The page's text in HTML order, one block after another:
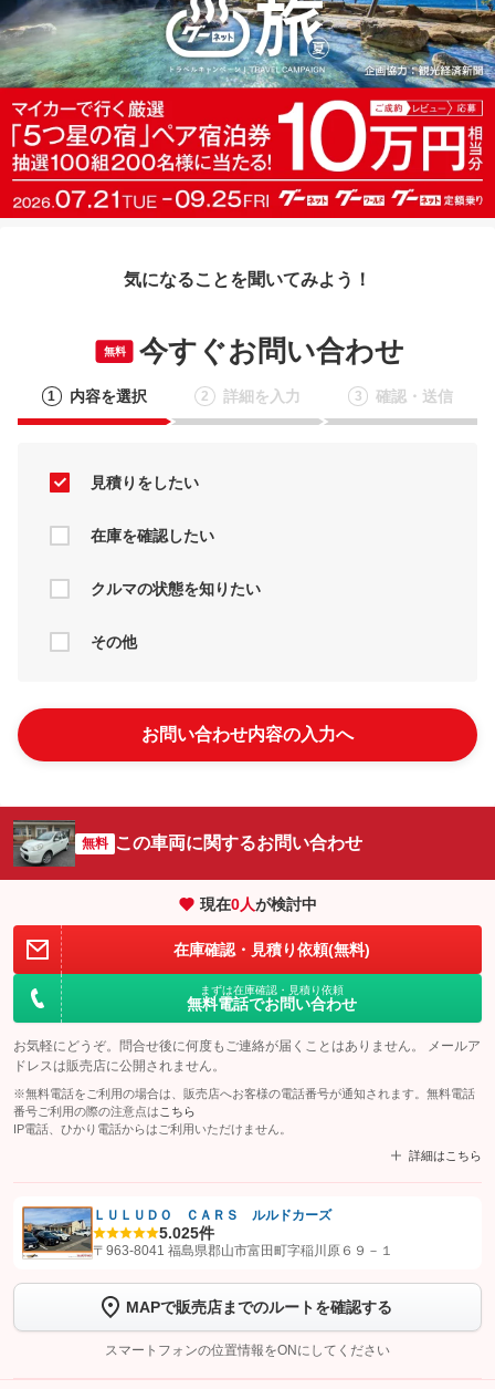
気になることを聞いてみよう！
無料 今すぐお問い合わせ
1 内容を選択 2 詳細を入力 3 確認・送信
見積りをしたい
在庫を確認したい
クルマの状態を知りたい
その他
お問い合わせ内容の入力へ
無料 この車両に関するお問い合わせ
現在0人が検討中
在庫確認・見積り依頼(無料)
まずは在庫確認・見積り依頼
無料電話でお問い合わせ
お気軽にどうぞ。問合せ後に何度もご連絡が届くことはありません。 メールア
ドレスは販売店に公開されません。
※無料電話をご利用の場合は、販売店へお客様の電話番号が通知されます。無料電話
番号ご利用の際の注意点は こちら
IP電話、ひかり電話からはご利用いただけません。
詳細はこちら
【STEP1】認証画面でグーネットを友だち追加してから「許可する」ボタンを押
トーク画面で
ボタンをタップして問い合わせを
完了してください。
こちら
ＬＵＬＵＤＯ ＣＡＲＳ ルルドカーズ
5.025件
〒963-8041 福島県郡山市富田町字稲川原６９－１
MAPで販売店までのルートを確認する
スマートフォンの位置情報をONにしてください